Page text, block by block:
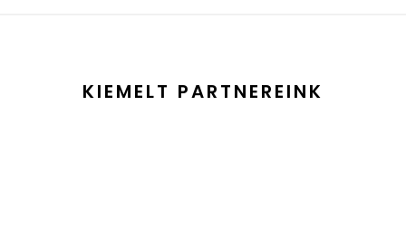
KIEMELT PARTNEREINK